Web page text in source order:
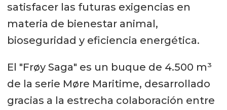
satisfacer las futuras exigencias en
materia de bienestar animal,
bioseguridad y eficiencia energética.
El "Frøy Saga" es un buque de 4.500 m³
de la serie Møre Maritime, desarrollado
gracias a la estrecha colaboración entre